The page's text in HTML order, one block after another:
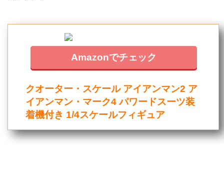
Amazonでチェック
クオーター・スケール アイアンマン2 ア
イアンマン・マーク4 パワードスーツ装
着機付き 1/4スケールフィギュア